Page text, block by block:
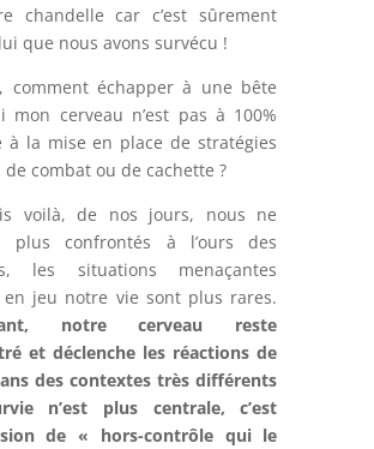
chandelle car c’est sûrement
que nous avons survécu !
comment échapper à une bête
mon cerveau n’est pas à 100%
à la mise en place de stratégies
combat ou de cachette ?
voilà, de nos jours, nous ne
plus confrontés à l’ours des
les situations menaçantes
en jeu notre vie sont plus rares.
notre cerveau reste
et déclenche les réactions de
des contextes très différents
n’est plus centrale, c’est
de « hors-contrôle qui le